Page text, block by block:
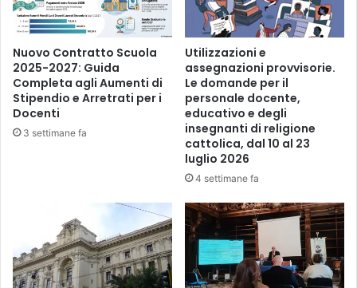
e
i
v
e
e
Nuovo Contratto Scuola
2025-2027: Guida
Completa agli Aumenti di
Stipendio e Arretrati per i
Docenti
3 settimane fa
Utilizzazioni e
assegnazioni provvisorie.
Le domande per il
personale docente,
educativo e degli
insegnanti di religione
cattolica, dal 10 al 23
luglio 2026
4 settimane fa